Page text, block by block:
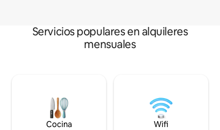
Servicios populares en alquileres
mensuales
Cocina Wifi